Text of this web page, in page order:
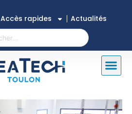
Accès rapides Actualités